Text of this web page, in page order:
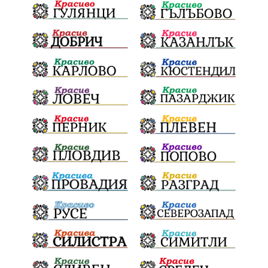
Световна купа Мафия Правителство
Благотворителност Събития
Българска патриаршия СВетли празници
Криминално Творчество Тръмп
Ценности Европейска комисия
Урсула фон дер Лайен Законопроект
Вдъхновяваща история Приказка
Замърсяване Боклук Дружба
Хавайска мироточива икона
Пресвета Богородица Светия синод